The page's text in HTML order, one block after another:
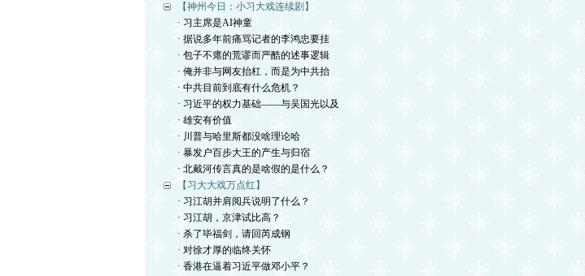
【神州今日：小习大戏连续剧】
· 习主席是AI神童
· 据说多年前痛骂记者的李鸿忠要挂
· 包子不瘪的荒谬而严酷的述事逻辑
· 俺并非与网友抬杠，而是为中共抬
· 中共目前到底有什么危机？
· 习近平的权力基础——与吴国光以及
· 雄安有价值
· 川普与哈里斯都没啥理论哈
· 暴发户百步大王的产生与归宿
· 北戴河传言真的是啥假的是什么？
【习大大戏万点红】
· 习江胡并肩阅兵说明了什么？
· 习江胡，京津试比高？
· 杀了毕福剑，请回芮成钢
· 对徐才厚的临终关怀
· 香港在逼着习近平做邓小平？